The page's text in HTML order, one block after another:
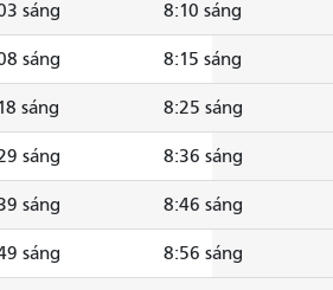
sáng 8:10 sáng
sáng 8:15 sáng
sáng 8:25 sáng
sáng 8:36 sáng
sáng 8:46 sáng
sáng 8:56 sáng